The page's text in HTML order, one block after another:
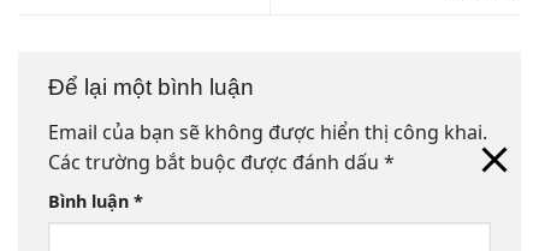
Để lại một bình luận
Email của bạn sẽ không được hiển thị công khai.
Các trường bắt buộc được đánh dấu *
Bình luận *